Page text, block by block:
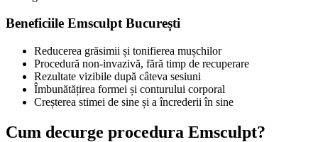
Beneficiile Emsculpt București
Reducerea grăsimii și tonifierea mușchilor
Procedură non-invazivă, fără timp de recuperare
Rezultate vizibile după câteva sesiuni
Îmbunătățirea formei și conturului corporal
Creșterea stimei de sine și a încrederii în sine
Cum decurge procedura Emsculpt?